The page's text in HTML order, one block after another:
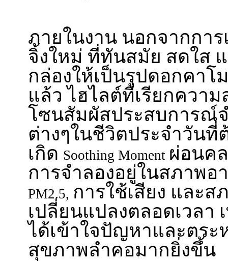
ภายในงาน นอกจากกา
จิ้งใหม่ ที่ทันสมัย สดใส
กล่องให้เป็นรูปดอกคาโ
แล้ว ไฮไลต์ที่เรียกควา
โซนสัมผัสประสบการณ์
ต่างๆในชีวิตประจำวันที่
เกิด Soothing Moment ผ่อนค
การจำลองอยู่ในสภาพอ
PM2.5, การใช้เสียง และ
เปลี่ยนแปลงตลอดเวลา
ได้เข้าใจปัญหาและตระ
สุขภาพลำคอมากยิ่งขึ้น